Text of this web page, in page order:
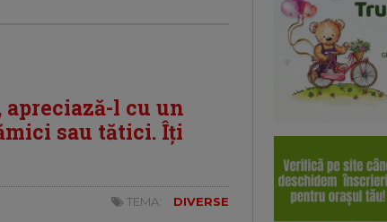
l cu un
sau tătici. Îți
TEMA: DIVERSE